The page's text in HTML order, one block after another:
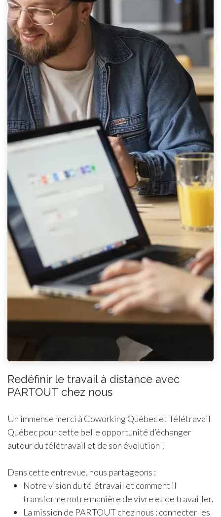
Redéfinir le travail à distance avec
PARTOUT chez nous
Un immense merci à Coworking Québec et Télétravail
Québec pour cette belle opportunité d’échanger
autour du télétravail et de son évolution !
Dans cette entrevue, nous partageons :
Notre vision du télétravail et comment il
transforme notre manière de vivre et de travailler.
La mission de PARTOUT chez nous : connecter les